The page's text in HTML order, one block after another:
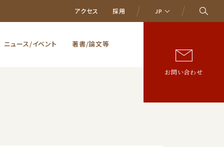
アクセス 採用 JP
ニュース/イベント 著書/論文等
お問い合わせ